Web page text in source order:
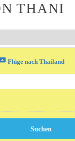
THANI
Flüge nach Thailand